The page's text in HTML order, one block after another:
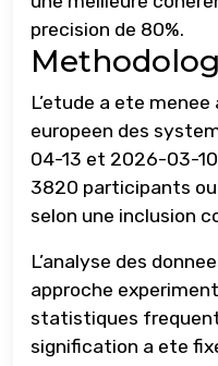
precision de 80%.
L’etude a ete
europeen des
04-13 et 2026-03-
3820 participants
selon une inclusion
L’analyse des
approche
statistiques
signification a ete